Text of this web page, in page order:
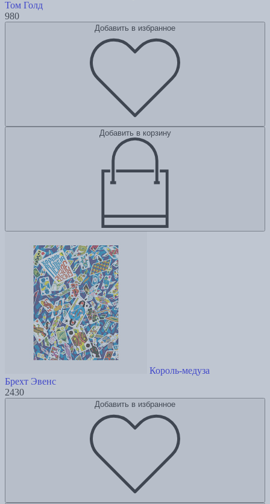
Том Голд
980
Добавить в избранное
Добавить в корзину
Король-медуза
Брехт Эвенс
2430
Добавить в избранное